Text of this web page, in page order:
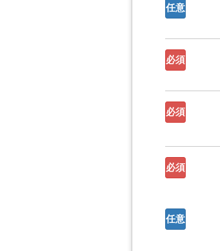
任意
必須
必須
必須
任意